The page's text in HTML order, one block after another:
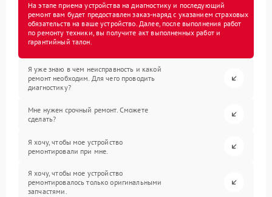
На этапе приема устройства на диагностику и последующий
ремонт вам будет предоставлен заказ-наряд с указанием страховых
обязательств на ваше устройство. Далее, после выполнения работ
по ремонту техники, вы получите акт выполненных работ и
гарантийный талон.
Я уже знаю в чем неисправность и какой
ремонт необходим. Для чего проводить
диагностику?
Мне нужен срочный ремонт. Сможете
сделать?
Я хочу, чтобы мое устройство
ремонтировали при мне.
Я хочу, чтобы мое устройство
ремонтировалось только оригинальными
запчастями.